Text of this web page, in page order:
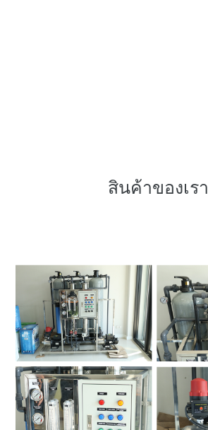
สินค้าของเรา